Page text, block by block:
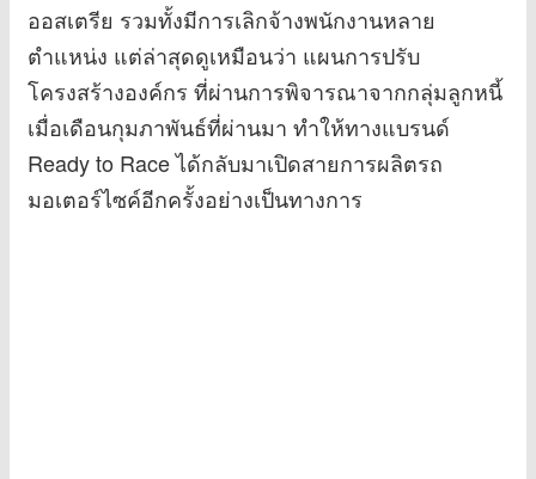
ออสเตรีย รวมทั้งมีการเลิกจ้างพนักงานหลาย
ตำแหน่ง แต่ล่าสุดดูเหมือนว่า แผนการปรับ
โครงสร้างองค์กร ที่ผ่านการพิจารณาจากกลุ่มลูกหนี้
เมื่อเดือนกุมภาพันธ์ที่ผ่านมา ทำให้ทางแบรนด์
Ready to Race ได้กลับมาเปิดสายการผลิตรถ
มอเตอร์ไซค์อีกครั้งอย่างเป็นทางการ